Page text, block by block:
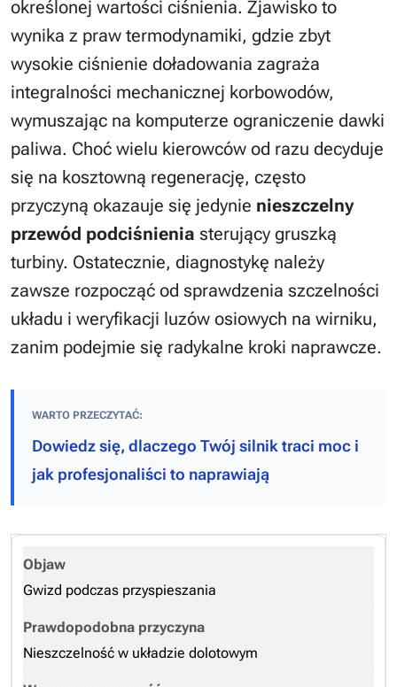
określonej wartości ciśnienia. Zjawisko to
wynika z praw termodynamiki, gdzie zbyt
wysokie ciśnienie doładowania zagraża
integralności mechanicznej korbowodów,
wymuszając na komputerze ograniczenie dawki
paliwa. Choć wielu kierowców od razu decyduje
się na kosztowną regenerację, często
przyczyną okazauje się jedynie nieszczelny
przewód podciśnienia sterujący gruszką
turbiny. Ostatecznie, diagnostykę należy
zawsze rozpocząć od sprawdzenia szczelności
układu i weryfikacji luzów osiowych na wirniku,
zanim podejmie się radykalne kroki naprawcze.
WARTO PRZECZYTAĆ:
Dowiedz się, dlaczego Twój silnik traci moc i
jak profesjonaliści to naprawiają
Gwizd podczas przyspieszania
Nieszczelność w układzie dolotowym